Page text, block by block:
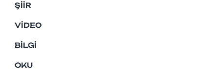
ŞIIR
VIDEO
BILGI
OKU